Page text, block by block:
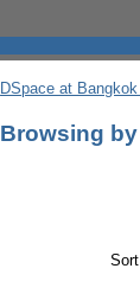
DSpace at
Browsing